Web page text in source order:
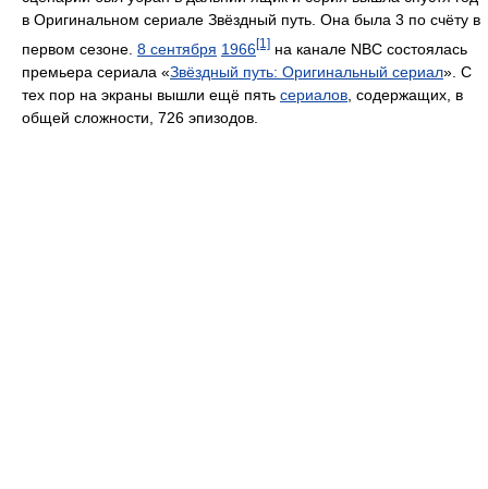
в Оригинальном сериале Звёздный путь. Она была 3 по счёту в
первом сезоне. 8 сентября 1966[1] на канале NBC состоялась
премьера сериала «Звёздный путь: Оригинальный сериал». С
тех пор на экраны вышли ещё пять сериалов , содержащих, в
общей сложности, 726 эпизодов.